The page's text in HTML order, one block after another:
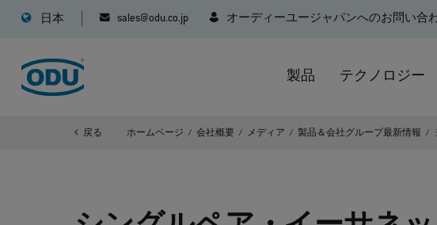
日本 sales@odu.co.jp オーディーユージャパンへのお問い合
製品 テクノロジー
戻る ホームページ 会社概要 メディア 製品＆会社グループ最新情報